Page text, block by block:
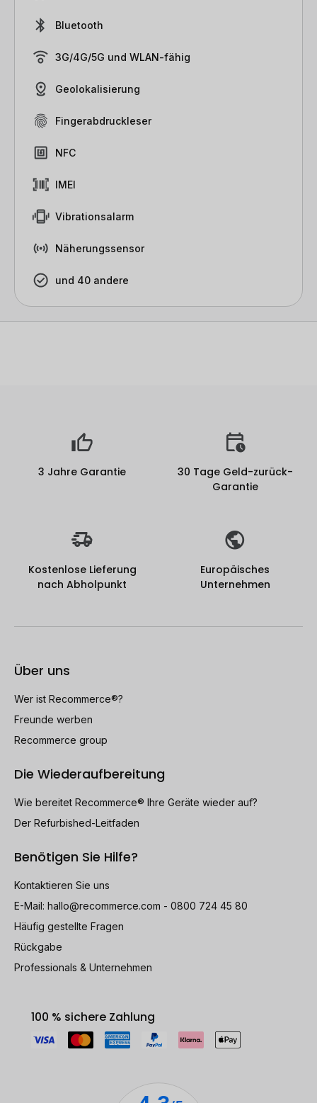
Bluetooth
3G/4G/5G und WLAN-fähig
Geolokalisierung
Fingerabdruckleser
NFC
IMEI
Vibrationsalarm
Näherungssensor
und 40 andere
3 Jahre Garantie
30 Tage Geld-zurück-
Garantie
Kostenlose Lieferung
nach Abholpunkt
Europäisches
Unternehmen
Über uns
Wer ist Recommerce®?
Freunde werben
Recommerce group
Die Wiederaufbereitung
Wie bereitet Recommerce® Ihre Geräte wieder auf?
Der Refurbished-Leitfaden
Benötigen Sie Hilfe?
Kontaktieren Sie uns
E-Mail: hallo@recommerce.com - 0800 724 45 80
Häufig gestellte Fragen
Rückgabe
Professionals & Unternehmen
100 % sichere Zahlung